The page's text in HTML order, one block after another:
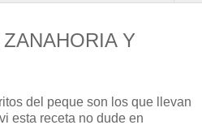
Y
del peque son los que llevan
esta receta no dude en